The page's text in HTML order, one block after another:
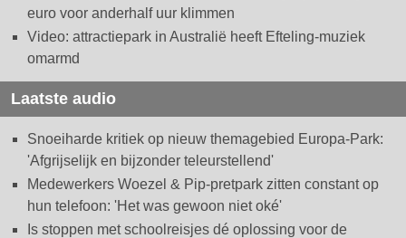
euro voor anderhalf uur klimmen
Video: attractiepark in Australië heeft Efteling-muziek
omarmd
Laatste audio
Snoeiharde kritiek op nieuw themagebied Europa-Park:
'Afgrijselijk en bijzonder teleurstellend'
Medewerkers Woezel & Pip-pretpark zitten constant op
hun telefoon: 'Het was gewoon niet oké'
Is stoppen met schoolreisjes dé oplossing voor de